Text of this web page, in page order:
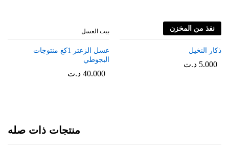
نفذ من المخزن
بيت العسل
ذكار النخيل
5.000 د.ت
بيت العسل
عسل الزعتر 1كغ منتوجات
البجوطي
40.000 د.ت
منتجات ذات صله